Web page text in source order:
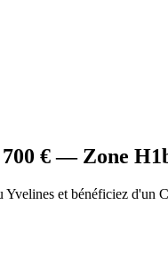
€ — Zone
et bénéficiez d'un